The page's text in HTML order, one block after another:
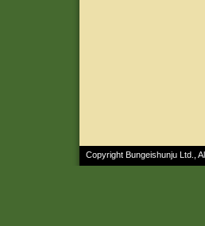
Copyright Bungeishunju Ltd.,